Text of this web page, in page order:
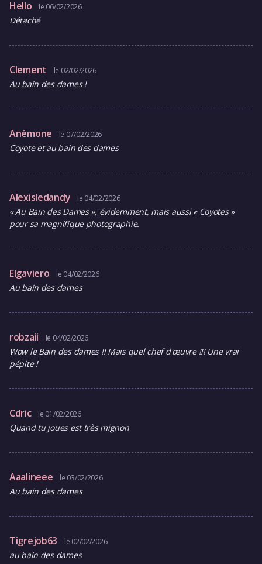
Hello le 06/02/2026
Détaché
Clement le 02/02/2026
Au bain des dames !
Anémone le 07/02/2026
Coyote et au bain des dames
Alexisledandy le 04/02/2026
« Au Bain des Dames », évidemment, mais aussi « Coyotes »
pour sa magnifique photographie.
Elgaviero le 04/02/2026
Au bain des dames
robzaii le 04/02/2026
Wow le Bain des dames !! Mais quel chef d'œuvre !!! Une vrai
pépite !
Cdric le 01/02/2026
Quand tu joues est très mignon
Aaalineee le 03/02/2026
Au bain des dames
Tigrejob63 le 02/02/2026
au bain des dames